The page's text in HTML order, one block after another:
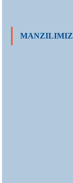
MANZILIMIZ